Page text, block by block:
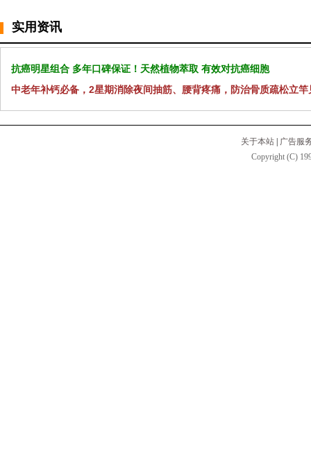
实用资讯
抗癌明星组合 多年口碑保证！天然植物萃取 有效对抗癌细胞
中老年补钙必备，2星期消除夜间抽筋、腰背疼痛，防治骨质疏松立竿
关于本站
广告服
Copyright (C)